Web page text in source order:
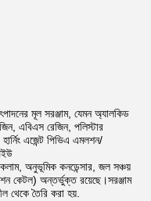
মূল সরঞ্জাম, যেমন অ্যালকিড
এবিএস রেজিন, পলিস্টার
এজেন্ট পিভিএ এমলশন/
কলাম, অনুভূমিক কনডেন্সার, জল সঞ্চয়
কেটল) অন্তর্ভুক্ত রয়েছে।সরঞ্জাম
থেকে তৈরি করা হয়.